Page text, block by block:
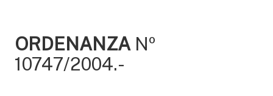
ORDENANZA Nº
10747/2004.-